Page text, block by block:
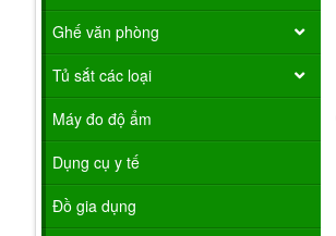
Ghế văn phòng
Tủ sắt các loại
Máy đo độ ẩm
Dụng cụ y tế
Đồ gia dụng